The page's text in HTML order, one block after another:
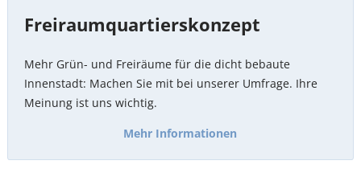
Freiraumquartierskonzept
Mehr Grün- und Freiräume für die dicht bebaute
Innenstadt: Machen Sie mit bei unserer Umfrage. Ihre
Meinung ist uns wichtig.
Mehr Informationen